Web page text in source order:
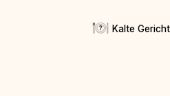
Kalte